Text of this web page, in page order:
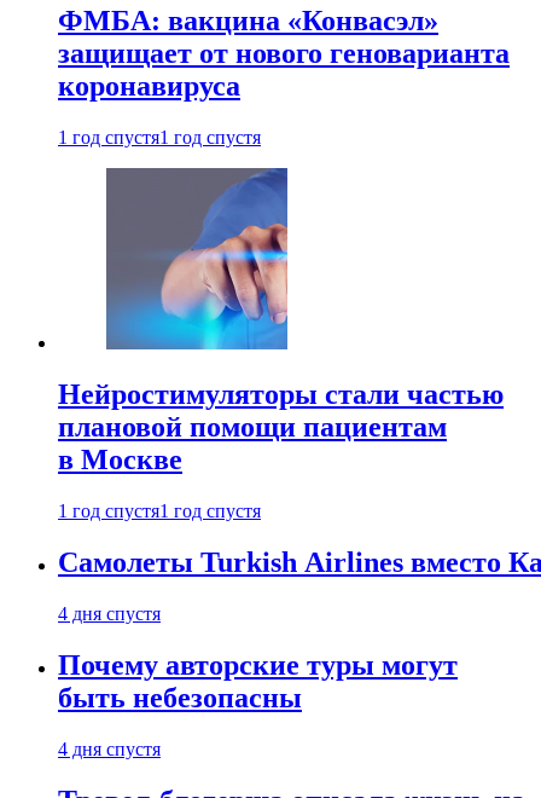
ФМБА: вакцина «Конвасэл»
защищает от нового геноварианта
коронавируса
1 год спустя1 год спустя
Нейростимуляторы стали частью
плановой помощи пациентам
в Москве
1 год спустя1 год спустя
Самолеты Turkish Airlines вместо
4 дня спустя
Почему авторские туры могут
быть небезопасны
4 дня спустя